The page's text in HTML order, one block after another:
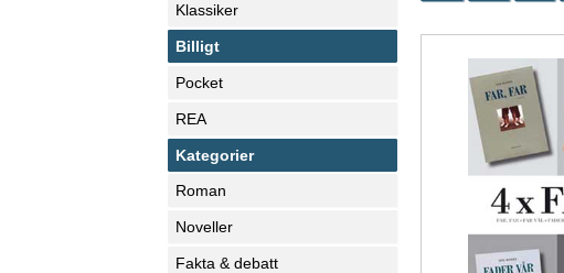
Klassiker
Billigt
Pocket
REA
Kategorier
Roman
Noveller
Fakta & debatt